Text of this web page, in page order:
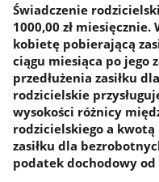
Świadczenie
1000,00 zł
kobietę pobierającą
ciągu miesiąca po jego
przedłużenia zasiłku
rodzicielskie
wysokości różnicy
rodzicielskiego a
zasiłku dla
podatek dochodowy od